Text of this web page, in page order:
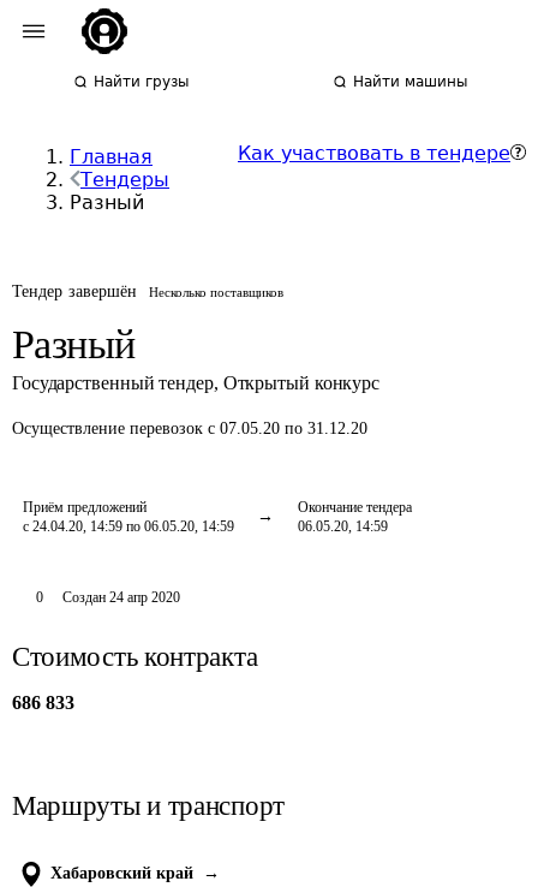
Найти грузы Найти машины
Главная
Тендеры
Разный
Как участвовать в тендере
Тендер завершён Несколько поставщиков
Разный
Государственный тендер, Открытый конкурс
Осуществление перевозок с 07.05.20 по 31.12.20
Приём предложений
с 24.04.20, 14:59 по 06.05.20, 14:59
Окончание тендера
06.05.20, 14:59
0 Создан 24 апр 2020
Стоимость контракта
686 833
Маршруты и транспорт
Хабаровский край
→